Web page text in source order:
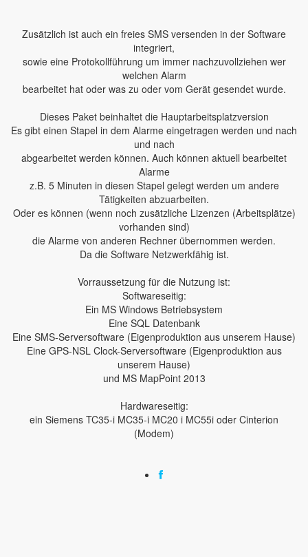
Zusätzlich ist auch ein freies SMS versenden in der Software
integriert,
sowie eine Protokollführung um immer nachzuvollziehen wer
welchen Alarm
bearbeitet hat oder was zu oder vom Gerät gesendet wurde.
Dieses Paket beinhaltet die Hauptarbeitsplatzversion
Es gibt einen Stapel in dem Alarme eingetragen werden und nach
und nach
abgearbeitet werden können. Auch können aktuell bearbeitet
Alarme
z.B. 5 Minuten in diesen Stapel gelegt werden um andere
Tätigkeiten abzuarbeiten.
Oder es können (wenn noch zusätzliche Lizenzen (Arbeitsplätze)
vorhanden sind)
die Alarme von anderen Rechner übernommen werden.
Da die Software Netzwerkfähig ist.
Vorraussetzung für die Nutzung ist:
Softwareseitig:
Ein MS Windows Betriebsystem
Eine SQL Datenbank
Eine SMS-Serversoftware (Eigenproduktion aus unserem Hause)
Eine GPS-NSL Clock-Serversoftware (Eigenproduktion aus
unserem Hause)
und MS MapPoint 2013
Hardwareseitig:
ein Siemens TC35-i MC35-i MC20 i MC55i oder Cinterion
(Modem)